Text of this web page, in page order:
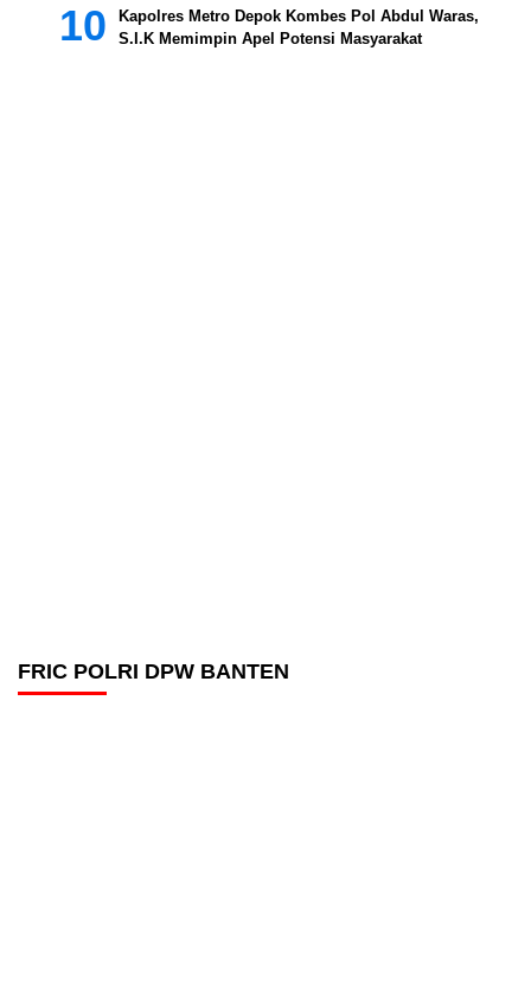
Kapolres Metro Depok Kombes Pol Abdul Waras,
S.I.K Memimpin Apel Potensi Masyarakat
FRIC POLRI DPW BANTEN